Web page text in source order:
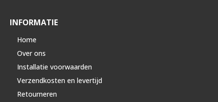
INFORMATIE
Home
Over ons
Installatie voorwaarden
Verzendkosten en levertijd
Retourneren